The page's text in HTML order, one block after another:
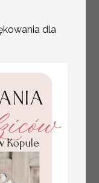
Promocja:
/ 13.00 PLN
dla